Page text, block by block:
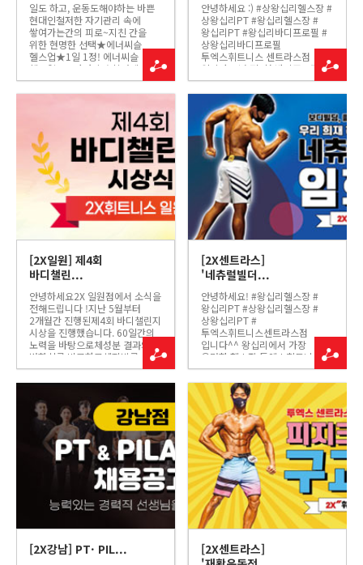
일도 하고, 운동도해야하는 바쁜
현대인철저한 자기관리 속에
쌓여가는간의 피로~지친 간을
위한 현명한 선택★에너씨슬
헬스업★1일 1정! 에너씨슬
헬스업으로간건강과 활력에너지
충전,스트레스로 인한 피로개선을
한 번에!★ 투엑스휘트니스
★- 기한 : 2022년 10월
30일까지- 에너씨슬 헬쓰업
(신제품) 2개 묶...
안녕하세요 :) #상왕십리헬스장 #
상왕십리PT #왕십리헬스장 #
왕십리PT #왕십리바디프로필 #
상왕십리바디프로필
투엑스휘트니스 센트라스점
입니다. 1년 전, 첫 바디프로필
도전에 이어 두 번째
바디프로필에 도전하신
#2X휘트니스센트라스점 40대
김O환 회원님을 소개해
드리겠습니다! ----------------------
--------------- ...
[2X일원] 제4회
바디챌린...
안녕하세요2X 일원점에서 소식을
전해드립니다 !지난 5월부터
2개월간 진행된제4회 바디챌린지
시상을 진행했습니다. 60일간의
노력을 바탕으로체성분 결과의
변화치를 비교하고체지방률,
근육량률을 합산하여 순위를
선발하였습니다!그럼 5위에서
1위까지영광의 회원님들을
만나보겠습니다!--------------------
-----------------------...
[2X센트라스]
'네츄럴빌더...
안녕하세요! #왕십리헬스장 #
왕십리PT #상왕십리헬스장 #
상왕십리PT #
투엑스휘트니스센트라스점
입니다^^ 왕십리에서 가장
유명한 헬스장 투엑스휘트니스
센트라스점의 "네츄럴빌더" 토르
트레이너 NPCA 용인 피지크,
바디빌딩 종목 출전 토르
트레이너 그동안 시합준비로
최선을 다한 토르 트레이너
멋집니다~~~^^ 그 노력에
박수를...
[2X강남] PT· PIL...
[2X센트라스]